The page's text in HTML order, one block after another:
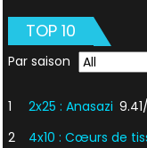
TOP 10
Par saison
1 2x25 : Anasazi
2
4x10 : Cœurs de